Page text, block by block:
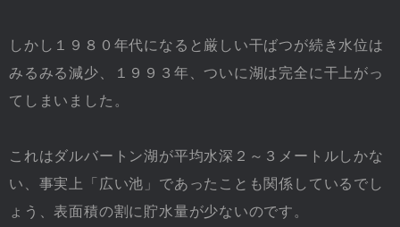
しかし１９８０年代になると厳しい干ばつが続き水位は
みるみる減少、１９９３年、ついに湖は完全に干上がっ
てしまいました。
これはダルバートン湖が平均水深２～３メートルしかな
い、事実上「広い池」であったことも関係しているでし
ょう、表面積の割に貯水量が少ないのです。